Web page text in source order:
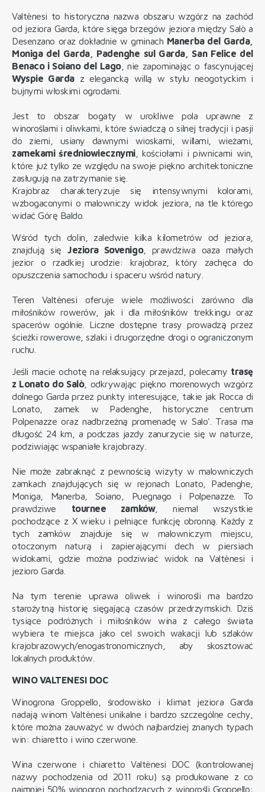
Valtènesi to historyczna nazwa obszaru wzgórz na zachód
od jeziora Garda, które sięga brzegów jeziora między Salò a
Desenzano oraz dokładnie w gminach Manerba del Garda,
Moniga del Garda, Padenghe sul Garda, San Felice del
Benaco i Soiano del Lago, nie zapominając o fascynującej
Wyspie Gardaz elegancką willą w stylu neogotyckim i
bujnymi włoskimi ogrodami.
Jest to obszar bogaty w urokliwe pola uprawne z
winoroślami i oliwkami, które świadczą o silnej tradycji i pasji
do ziemi, usiany dawnymi wioskami, willami, wieżami,
zamekami średniowiecznymi, kościołami i piwnicami win,
które już tylko ze względu na swoje piękno architektoniczne
zasługują na zatrzymanie się.
Krajobraz charakteryzuje się intensywnymi kolorami,
wzbogaconymi o malowniczy widok jeziora, na tle którego
widać Górę Baldo.
Wśród tych dolin, zaledwie kilka kilometrów od jeziora,
znajdują sięJeziora Sovenigo, prawdziwa oaza małych
jezior o rzadkiej urodzie: krajobraz, który zachęca do
opuszczenia samochodu i spaceru wśród natury.
Teren Valtènesi oferuje wiele możliwości zarówno dla
miłośników rowerów, jak i dla miłośników trekkingu oraz
spacerów ogólnie. Liczne dostępne trasy prowadzą przez
ścieżki rowerowe, szlaki i drugorzędne drogi o ograniczonym
ruchu.
Jeśli macie ochotę na relaksujący przejazd, polecamy trasę
z Lonato do Salò, odkrywając piękno morenowych wzgórz
dolnego Garda przez punkty interesujące, takie jak Rocca di
Lonato, zamek w Padenghe, historyczne centrum
Polpenazze oraz nadbrzeżną promenadę w Salo'. Trasa ma
długość 24 km, a podczas jazdy zanurzycie się w naturze,
podziwiając wspaniałe krajobrazy.
Nie może zabraknąć z pewnością wizyty w malowniczych
zamkach
znajdujących się w rejonach Lonato, Padenghe,
Moniga, Manerba, Soiano, Puegnago i Polpenazze. To
prawdziwe tournee zamków, niemal wszystkie
pochodzące z X wieku i pełniące funkcję obronną. Każdy z
tych zamków znajduje się w malowniczym miejscu,
otoczonym naturą i zapierającymi dech w piersiach
widokami, gdzie można podziwiać widok na Valtènesi i
jezioro Garda.
Na tym terenie uprawa oliwek i winorośli ma bardzo
starożytną historię sięgającą czasów przedrzymskich. Dziś
tysiące podróżnych i miłośników wina z całego świata
wybiera te miejsca jako cel swoich wakacji lub szlaków
krajobrazowych/enogastronomicznych, aby skosztować
lokalnych produktów.
WINO VALTENESI DOC
Winogrona Groppello, środowisko i klimat jeziora Garda
nadają winom Valtènesi unikalne i bardzo szczególne cechy,
które można zauważyć w dwóch najbardziej znanych typach
win: chiaretto i wino czerwone.
Wina czerwone i chiaretto Valtènesi DOC (kontrolowanej
nazwy pochodzenia od 2011 roku) są produkowane z co
najmniej 50% winogron pochodzących z winorośli Groppello: